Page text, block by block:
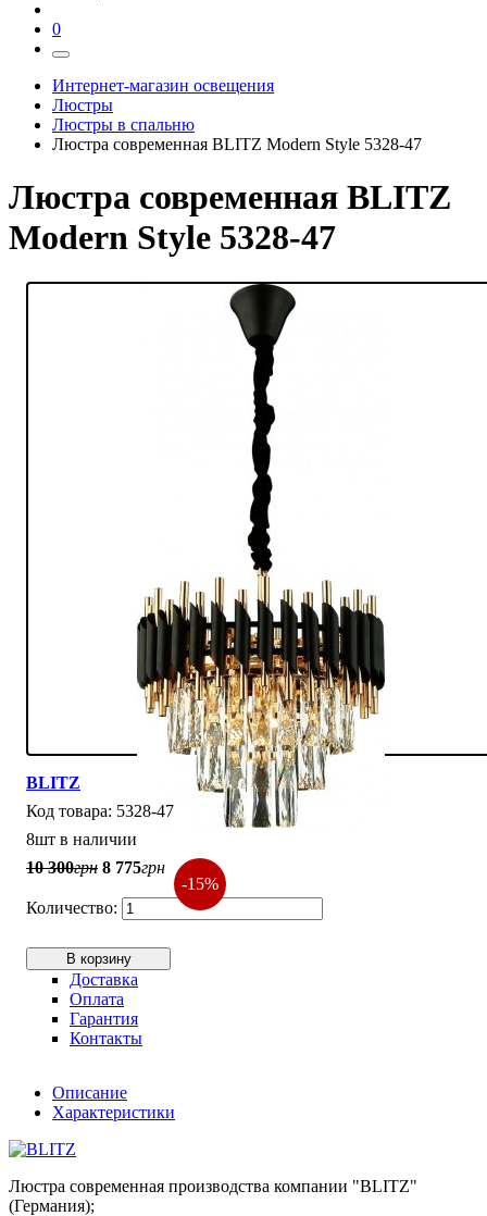
0
Интернет-магазин освещения
Люстры
Люстры в спальню
Люстра современная BLITZ Modern Style 5328-47
Люстра современная BLITZ
Modern Style 5328-47
BLITZ
5328-47
8шт в наличии
-15%
10 300грн 8 775грн
В корзину
Доставка
Оплата
Гарантия
Контакты
Описание
Характеристики
Люстра современная производства компании "BLITZ"
(Германия);